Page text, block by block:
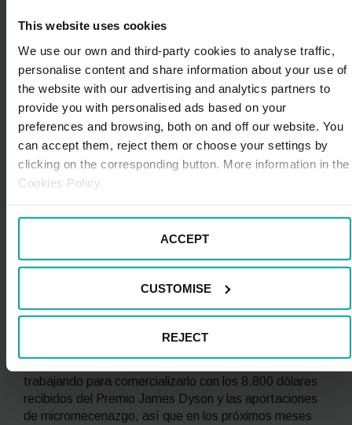
This website uses cookies
We use our own and third-party cookies to analyse traffic,
personalise content and share information about your use of
the website with our advertising and analytics partners to
provide you with personalised ads based on your
preferences and browsing, both on and off our website. You
can accept them, reject them or choose your settings by
clicking on the corresponding button. More information in the
Cookies Policy.
ACCEPT
CUSTOMISE
REJECT
REVR permite electrificar cualquier coche de
gasolina o diésel en circulación, de modo que
gracias a este sistema se reaprovecha un
automóvil ya en funcionamiento y se electrifica de
forma rápida, sencilla y económica.
Autonomía de hasta 150 km en modo
eléctrico:un vehículo electrificado con REVR es
capaz de recorrer entre 100 y 100 km solo con la
importante autonomía.
Para concluir, en este artículo te hemos contado en
las inmensas posibilidades que abre, especialmente
democratizando la electrificación y apostando por la
trabajando para comercializarlo con los 8.800 dólares
recibidos del Premio James Dyson y las aportaciones
de micromecenazgo, así que en los próximos meses